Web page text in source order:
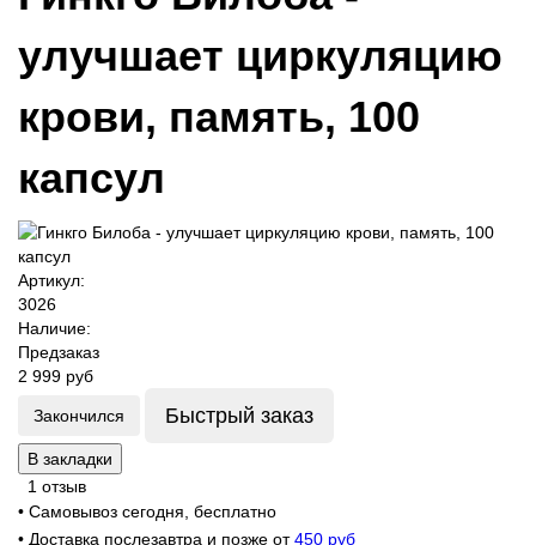
улучшает циркуляцию
крови, память, 100
капсул
Артикул:
3026
Наличие:
Предзаказ
2 999 руб
Закончился Быстрый заказ
В закладки
1 отзыв
• Самовывоз сегодня, бесплатно
• Доставка послезавтра и позже от450 руб